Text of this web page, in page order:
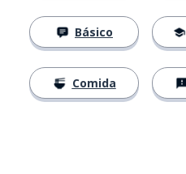
Básico
Comida